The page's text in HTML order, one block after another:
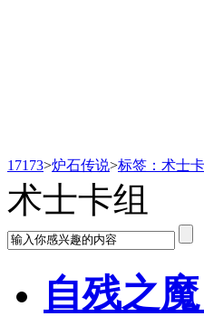
17173>炉石传说>标签：术士
术士卡组
自残之